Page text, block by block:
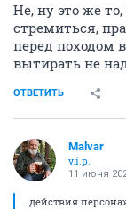
Не, ну это же
стремиться,
перед походом
вытирать не
ОТВЕТИТЬ
Malvar
v.i.p.
11 июня
...действия